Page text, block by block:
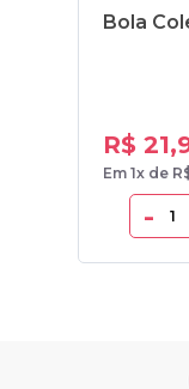
Bola
R$
Em 1x de
-